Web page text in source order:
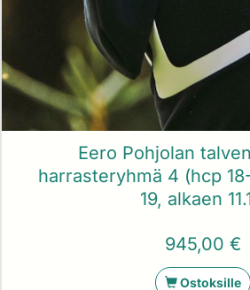
Eero Pohjolan
harrasteryhmä 4 (hcp
19, alkaen
945,00 €
Ostoksille